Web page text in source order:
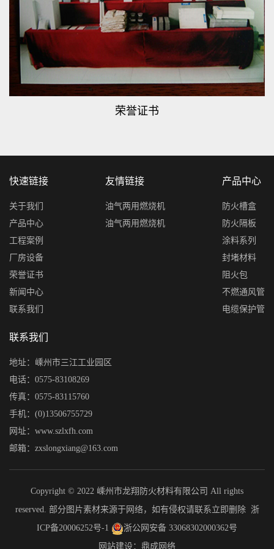
荣誉证书
快速链接
关于我们
产品中心
工程案例
厂房设备
荣誉证书
新闻中心
联系我们
友情链接
油气两用燃烧机
油气两用燃烧机
产品中心
防火槽盒
防火隔板
涂料系列
封堵材料
阻火包
不燃通风管
电缆保护管
联系我们
地址：嵊州市三江工业园区
电话：0575-83108269
传真：0575-83115760
手机：(0)13506755729
网址：www.szlxfh.com
邮箱：zxslongxiang@163.com
Copyright © 2022 嵊州市龙翔防火材料有限公司 All rights
reserved. 部分图片素材来源于网络，如有侵权请联系立即删除 浙
ICP备20006252号-1
浙公网安备 33068302000362号
网站建设：鼎成网络